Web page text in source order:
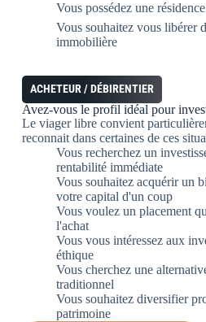
Vous possédez une
Vous souhaitez vous libérer
immobilière
ACHETEUR / DÉBIRENTIER
Avez-vous le profil idéal pour
Le viager libre convient
reconnait dans certaines de ces
Vous recherchez un
rentabilité immédiate
Vous souhaitez acquérir un
votre capital d'un coup
Vous voulez un placement
l'achat
Vous vous intéressez aux
éthique
Vous cherchez une
traditionnel
Vous souhaitez diversifier
patrimoine